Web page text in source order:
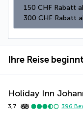
150 CHF Rabatt
300 CHF Rabatt
Ihre Reise
Holiday Inn
3,7 396